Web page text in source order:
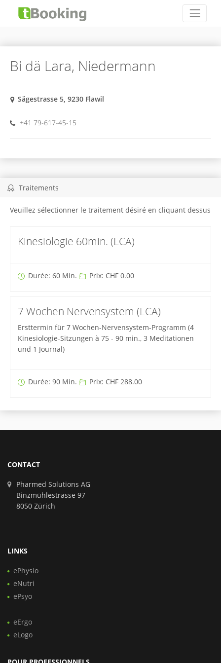
Bi dä Lara, Niedermann
Sägestrasse 5, 9230 Flawil
+41 79-617-45-15
Traitements
Veuillez sélectionner le traitement désiré en cliquant dessus
Kinesiologie 60min. (LCA)
Durée: 60 Min. Prix: CHF 0.00
7 Wochen Nervensystem (LCA)
Ersttermin für 7 Wochen-Nervensystem-Programm (4
Kinesiologie-Sitzungen à 75 - 90 min., 3 Meditationen
und 1 Journal)
Durée: 90 Min. Prix: CHF 288.00
CONTACT
Pharmed Solutions AG
Binzmühlestrasse 97
8050 Zürich
LINKS
ePhysio
eNutri
ePsyo
eErgo
eLogo